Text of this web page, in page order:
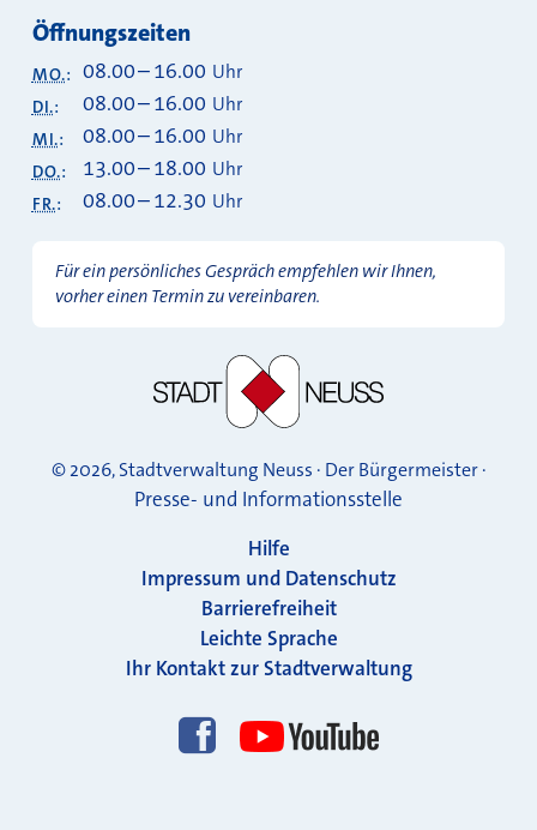
Öffnungszeiten
MO.: 08.00–16.00 Uhr
DI.: 08.00–16.00 Uhr
MI.: 08.00–16.00 Uhr
DO.: 13.00–18.00 Uhr
FR.: 08.00–12.30 Uhr
Für ein persönliches Gespräch empfehlen wir Ihnen,
vorher einen Termin zu vereinbaren.
© 2026, Stadtverwaltung Neuss · Der Bürgermeister ·
Presse- und Informationsstelle
Hilfe
Impressum und Datenschutz
Barrierefreiheit
Leichte Sprache
Ihr Kontakt zur Stadtverwaltung
Folgen Sie uns!